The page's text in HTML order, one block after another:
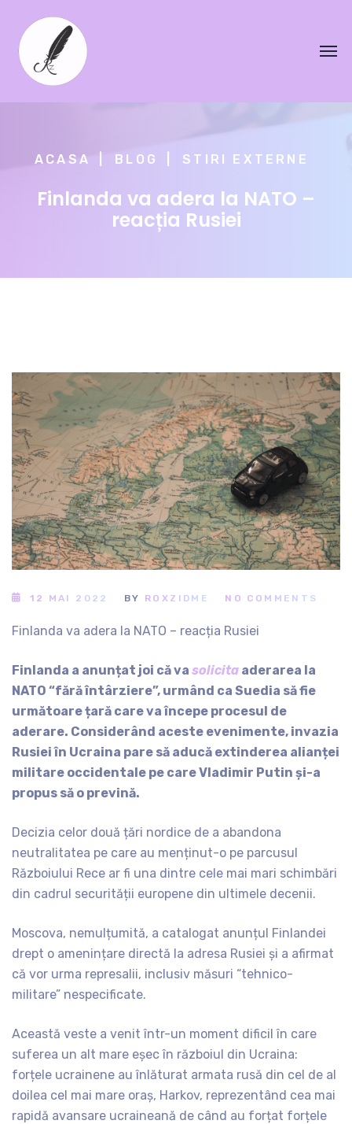
ACASA BLOG STIRI EXTERNE
Finlanda va adera la NATO –
reacția Rusiei
12 MAI 2022 BY ROXZIDME NO COMMENTS
Finlanda va adera la NATO – reacția Rusiei
Finlanda a anunțat joi că va solicita aderarea la
NATO “fără întârziere”, urmând ca Suedia să fie
următoare țară care va începe procesul de
aderare. Considerând aceste evenimente, invazia
Rusiei în Ucraina pare să aducă extinderea alianței
militare occidentale pe care Vladimir Putin și-a
propus să o prevină.
Decizia celor două țări nordice de a abandona
neutralitatea pe care au menținut-o pe parcusul
Războiului Rece ar fi una dintre cele mai mari schimbări
din cadrul securității europene din ultimele decenii.
Moscova, nemulțumită, a catalogat anunțul Finlandei
drept o amenințare directă la adresa Rusiei și a afirmat
că vor urma represalii, inclusiv măsuri “tehnico-
militare” nespecificate.
Această veste a venit într-un moment dificil în care
suferea un alt mare eșec în războiul din Ucraina:
forțele ucrainene au înlăturat armata rusă din cel de al
doilea cel mai mare oraș, Harkov, reprezentând cea mai
rapidă avansare ucraineană de când au forțat forțele